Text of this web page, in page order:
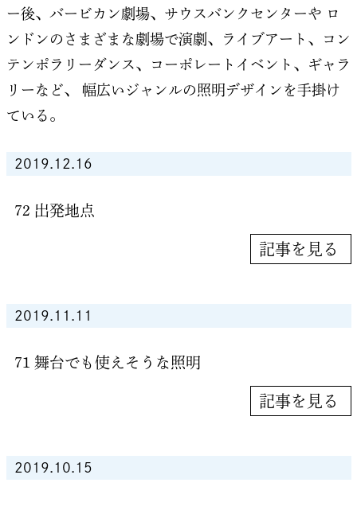
ー後、バービカン劇場、サウスバンクセンターや ロ
ンドンのさまざまな劇場で演劇、ライブアート、コン
テンポラリーダンス、コーポレートイベント、ギャラ
リーなど、
幅広いジャンルの照明デザインを手掛け
ている。
2019.12.16
72 出発地点
記事を見る
2019.11.11
71 舞台でも使えそうな照明
記事を見る
2019.10.15